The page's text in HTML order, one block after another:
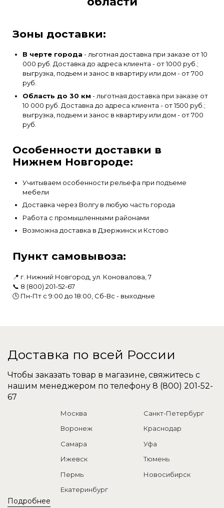
Зоны доставки:
В черте города - льготная доставка при заказе от 10
000 руб. Доставка до адреса клиента - от 1000 руб.;
выгрузка, подьем и занос в квартиру или дом - от 700
руб.
Область до 30 км - льготная доставка при заказе от
10 000 руб. Доставка до адреса клиента - от 1500 руб.;
выгрузка, подьем и занос в квартиру или дом - от 700
руб.
Особенности доставки в
Нижнем Новгороде:
Учитываем особенности рельефа при подъеме
мебели
Доставка через Волгу в любую часть города
Работа с промышленными районами
Возможна доставка в Дзержинск и Кстово
Пункт самовывоза:
📍 г. Нижний Новгород, ул. Коновалова, 7
📞 8 (800) 201-52-67
🕒 Пн-Пт с 9:00 до 18:00, Сб-Вс - выходные
Доставка по всей России
Чтобы заказать товар в магазине, свяжитесь с
нашим менеджером по телефону 8 (800) 201-52-
67
Подробнее
Москва
Санкт-Петербург
Воронеж
Краснодар
Самара
Уфа
Ижевск
Тюмень
Пермь
Новосибирск
Екатеринбург